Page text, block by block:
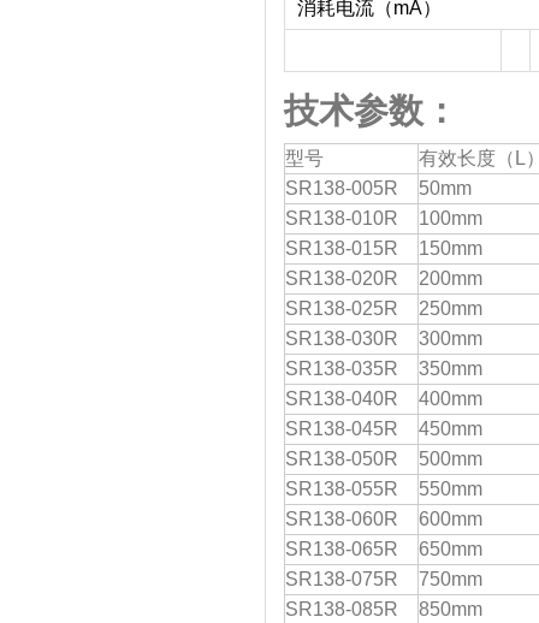
消耗电流（mA）
技术参数：
型号
有效长度（L
SR138-005R
50mm
SR138-010R
100mm
SR138-015R
150mm
SR138-020R
200mm
SR138-025R
250mm
SR138-030R
300mm
SR138-035R
350mm
SR138-040R
400mm
SR138-045R
450mm
SR138-050R
500mm
SR138-055R
550mm
SR138-060R
600mm
SR138-065R
650mm
SR138-075R
750mm
SR138-085R
850mm